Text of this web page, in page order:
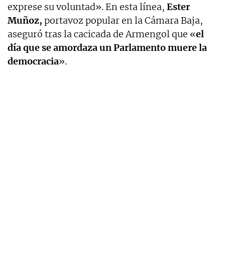
exprese su voluntad». En esta línea, Ester
Muñoz, portavoz popular en la Cámara Baja,
aseguró tras la cacicada de Armengol que «el
día que se amordaza un Parlamento muere la
democracia».